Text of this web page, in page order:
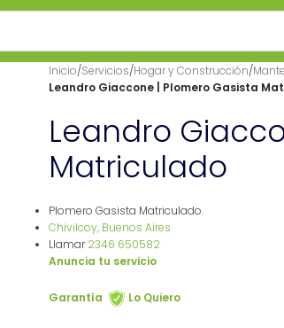
Inicio/Servicios/Hogar y Construcción/
Leandro Giaccone | Plomero Gasista
Leandro
Matriculado
Plomero Gasista Matriculado.
Chivilcoy, Buenos Aires
Llamar2346 650582
Anuncia tu servicio
Garantía Lo Quiero